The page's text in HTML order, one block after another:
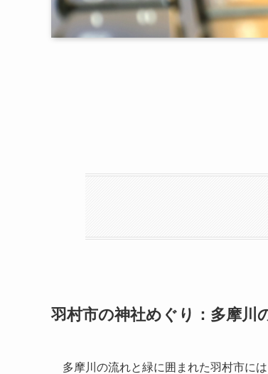
羽村市の神社めぐり：多摩川
多摩川の流れと緑に囲まれた羽村市に